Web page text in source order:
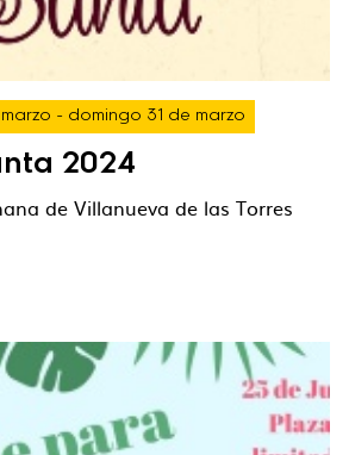
- domingo 31 de marzo
2024
de Villanueva de las Torres